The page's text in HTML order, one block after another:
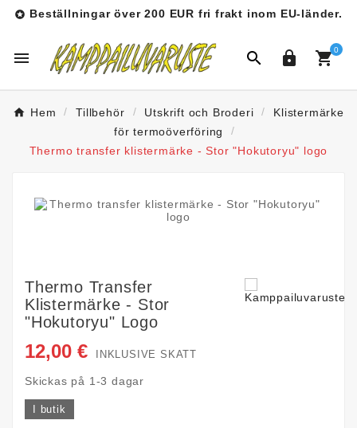
 Beställningar över 200 EUR fri frakt inom EU-länder.
   0
Hem Tillbehör Utskrift och Broderi
Klistermärke
för termoöverföring
Thermo transfer klistermärke - Stor "Hokutoryu" logo
Thermo Transfer
Klistermärke - Stor
"Hokutoryu" Logo
12,00 € INKLUSIVE SKATT
Skickas på 1-3 dagar
I butik